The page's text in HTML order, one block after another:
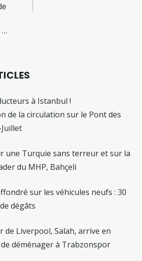
…
à Istanbul !
de la circulation sur le Pont des
une Turquie sans terreur et sur la
du MHP, Bahçeli
sur les véhicules neufs : 30
dégâts
de Liverpool, Salah, arrive en
déménager à Trabzonspor